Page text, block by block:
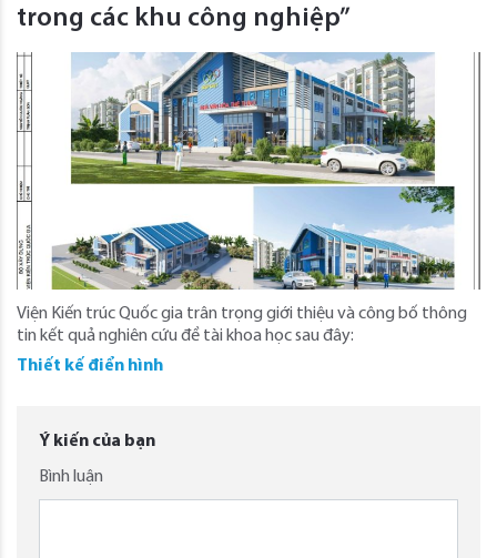
trong các khu công nghiệp”
Viện Kiến trúc Quốc gia trân trọng giới thiệu và công bố thông
tin kết quả nghiên cứu đề tài khoa học sau đây:
Thiết kế điển hình
Ý kiến của bạn
Bình luận